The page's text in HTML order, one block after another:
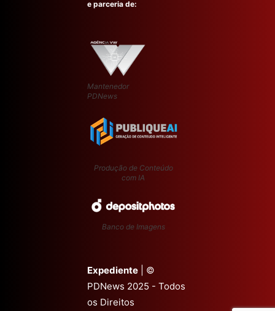
e parceria de:
Mantenedor
PDNews
Produção de Conteúdo
com IA
Banco de Imagens
Expediente | ©
PDNews 2025 - Todos
os Direitos